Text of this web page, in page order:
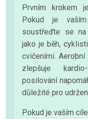
Prvním krokem
Pokud je
soustřeďte se na
jako je běh,
cvičeními.
zlepšuje
posilování
důležité pro
Pokud je vaším